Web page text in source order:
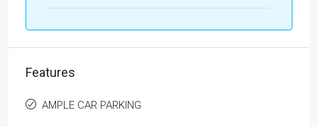
Features
AMPLE CAR PARKING